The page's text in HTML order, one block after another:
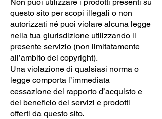
questo sito per scopi illegali o non
autorizzati né puoi violare alcuna legge
nella tua giurisdizione utilizzando il
presente servizio (non limitatamente
all’ambito del copyright).
Una violazione di qualsiasi norma o
legge comporta l’immediata
cessazione del rapporto d’acquisto e
del beneficio dei servizi e prodotti
offerti da questo sito.